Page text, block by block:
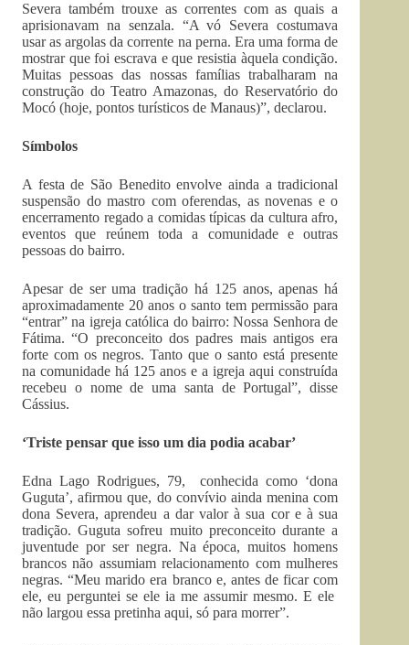
Severa também trouxe as correntes com as quais a
aprisionavam na senzala. “A vó Severa costumava
usar as argolas da corrente na perna. Era uma forma de
mostrar que foi escrava e que resistia àquela condição.
Muitas pessoas das nossas famílias trabalharam na
construção do Teatro Amazonas, do Reservatório do
Mocó (hoje, pontos turísticos de Manaus)”, declarou.
Símbolos
A festa de São Benedito envolve ainda a tradicional
suspensão do mastro com oferendas, as novenas e o
encerramento regado a comidas típicas da cultura afro,
eventos que reúnem toda a comunidade e outras
pessoas do bairro.
Apesar de ser uma tradição há 125 anos, apenas há
aproximadamente 20 anos o santo tem permissão para
“entrar” na igreja católica do bairro: Nossa Senhora de
Fátima. “O preconceito dos padres mais antigos era
forte com os negros. Tanto que o santo está presente
na comunidade há 125 anos e a igreja aqui construída
recebeu o nome de uma santa de Portugal”, disse
Cássius.
‘Triste pensar que isso um dia podia acabar’
Edna Lago Rodrigues, 79, conhecida como ‘dona
Guguta’, afirmou que, do convívio ainda menina com
dona Severa, aprendeu a dar valor à sua cor e à sua
tradição. Guguta sofreu muito preconceito durante a
juventude por ser negra. Na época, muitos homens
brancos não assumiam relacionamento com mulheres
negras. “Meu marido era branco e, antes de ficar com
ele, eu perguntei se ele ia me assumir mesmo. E ele
não largou essa pretinha aqui, só para morrer”.